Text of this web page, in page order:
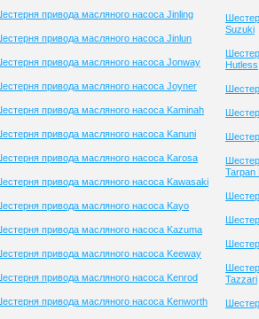
привода масляного насоса Jinling
привода масляного насоса Jinlun
привода масляного насоса Jonway
привода масляного насоса Joyner
привода масляного насоса Kaminah
привода масляного насоса Kanuni
привода масляного насоса Karosa
привода масляного насоса Kawasaki
привода масляного насоса Kayo
привода масляного насоса Kazuma
привода масляного насоса Keeway
привода масляного насоса Kenrod
привода масляного насоса Kenworth
Suzuki
Hutless
Tarpan
Tazzari